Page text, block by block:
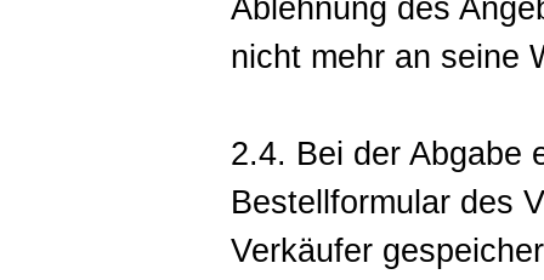
Ablehnung des
nicht mehr an seine
2.4. Bei der Abgabe
Bestellformular des
Verkäufer